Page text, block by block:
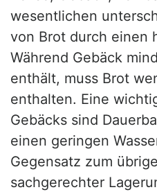
wesentlichen
von Brot durch einen
Während Gebäck
enthält, muss Brot
enthalten. Eine
Gebäcks sind
einen geringen
Gegensatz zum
sachgerechter